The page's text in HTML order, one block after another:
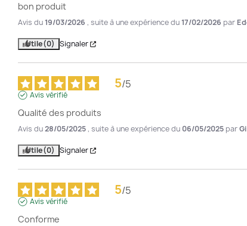
bon produit
Avis du19/03/2026 , suite à une expérience du17/02/2026 par
Utile(0) Signaler
5/5
Avis vérifié
Qualité des produits
Avis du28/05/2025, suite à une expérience du 06/05/2025 par
Utile(0) Signaler
5/5
Avis vérifié
Conforme